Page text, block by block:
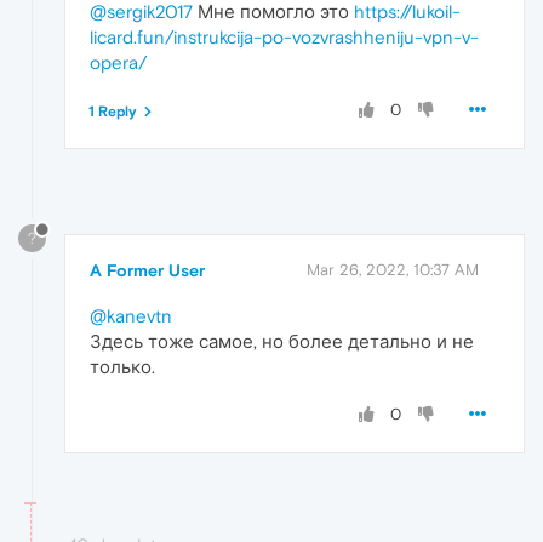
@sergik2017 Мне помогло это https://lukoil-
licard.fun/instrukcija-po-vozvrashheniju-vpn-v-
opera/
0
1 Reply
?
A Former User Mar 26, 2022, 10:37 AM
@kanevtn
Здесь тоже самое, но более детально и не
только.
0